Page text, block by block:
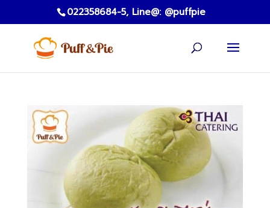
022358684-5, Line@: @puffpie